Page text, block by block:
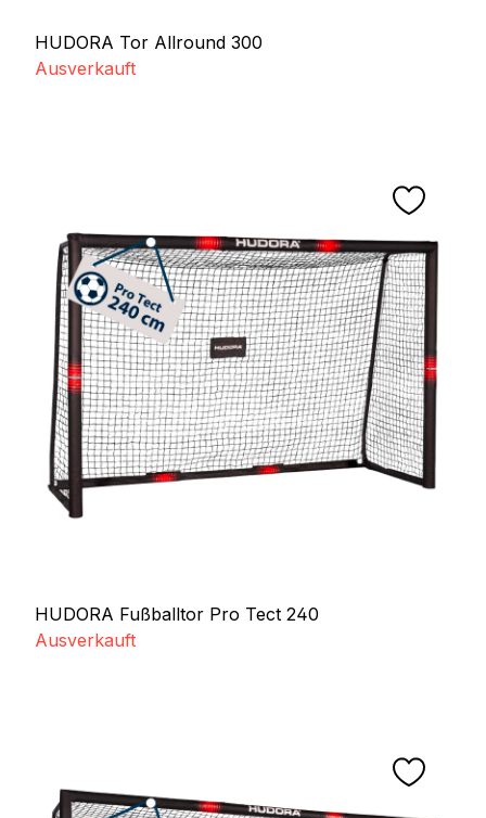
HUDORA Tor Allround 300
Ausverkauft
HUDORA Fußballtor Pro Tect 240
Ausverkauft